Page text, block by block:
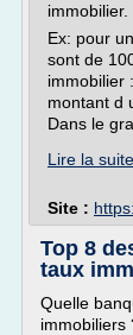
immobilier.
Ex: pour
sont de
immobilier
montant d
Dans le
Lire la suite
Site :
Top 8
taux
Quelle
immobiliers